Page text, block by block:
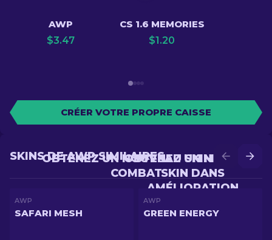
AWP
$3.47
CS 1.6 MEMORIES
$1.20
CRÉER VOTRE PROPRE CAISSE
OBTENEZ UN MEILLEUR
SKIN DANS
AMÉLIORATION
OBTENEZ UN NOUVEAU SKIN EN
COMBAT
SKINS DE AWP SIMILAIRES
AWP
SAFARI MESH
AWP
GREEN ENERGY